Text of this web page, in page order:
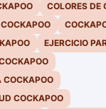
COLORES DE
EJERCICIO
COCKAPOO
COCKAPOO